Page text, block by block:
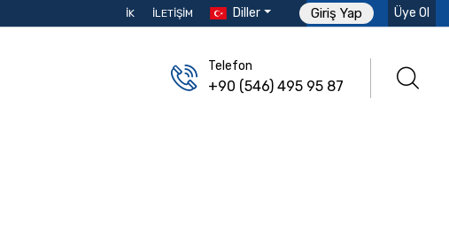
İK İLETIŞIM Diller Giriş Yap Üye Ol
Telefon
+90 (546) 495 95 87